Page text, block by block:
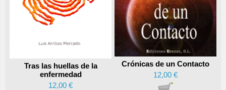
Tras las huellas de la
enfermedad
12,00 €
Crónicas de un Contacto
12,00 €